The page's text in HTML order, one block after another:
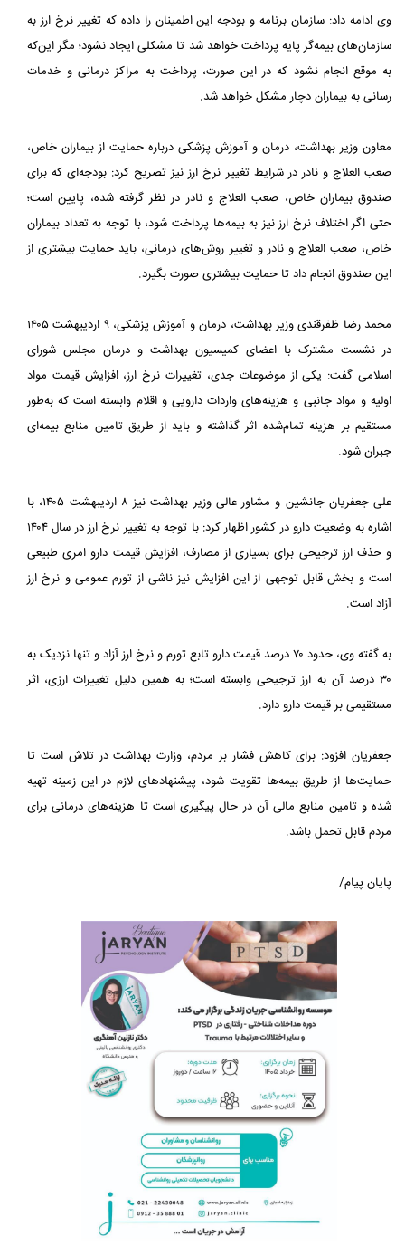
وی ادامه داد: سازمان برنامه و بودجه این اطمینان را داده که تغییر نرخ ارز به
سازمان‌های بیمه‌گر پایه پرداخت خواهد شد تا مشکلی ایجاد نشود؛ مگر این‌که
به موقع انجام نشود که در این صورت، پرداخت به مراکز درمانی و خدمات
رسانی به بیماران دچار مشکل خواهد شد.
معاون وزیر بهداشت، درمان و آموزش پزشکی درباره حمایت از بیماران خاص،
صعب العلاج و نادر در شرایط تغییر نرخ ارز نیز تصریح کرد: بودجه‌ای که برای
صندوق بیماران خاص، صعب العلاج و نادر در نظر گرفته شده، پایین است؛
حتی اگر اختلاف نرخ ارز نیز به بیمه‌ها پرداخت شود، با توجه به تعداد بیماران
خاص، صعب العلاج و نادر و تغییر روش‌های درمانی، باید حمایت بیشتری از
این صندوق انجام داد تا حمایت بیشتری صورت بگیرد.
محمد رضا ظفرقندی وزیر بهداشت، درمان و آموزش پزشکی، ۹ اردیبهشت ۱۴۰۵
در نشست مشترک با اعضای کمیسیون بهداشت و درمان مجلس شورای
اسلامی گفت: یکی از موضوعات جدی، تغییرات نرخ ارز، افزایش قیمت مواد
اولیه و مواد جانبی و هزینه‌های واردات دارویی و اقلام وابسته است که به‌طور
مستقیم بر هزینه تمام‌شده اثر گذاشته و باید از طریق تامین منابع بیمه‌ای
جبران شود.
علی جعفریان جانشین و مشاور عالی وزیر بهداشت نیز ۸ اردیبهشت ۱۴۰۵، با
اشاره به وضعیت دارو در کشور اظهار کرد: با توجه به تغییر نرخ ارز در سال ۱۴۰۴
و حذف ارز ترجیحی برای بسیاری از مصارف، افزایش قیمت دارو امری طبیعی
است و بخش قابل توجهی از این افزایش نیز ناشی از تورم عمومی و نرخ ارز
آزاد است.
به گفته وی، حدود ۷۰ درصد قیمت دارو تابع تورم و نرخ ارز آزاد و تنها نزدیک به
۳۰ درصد آن به ارز ترجیحی وابسته است؛ به همین دلیل تغییرات ارزی، اثر
مستقیمی بر قیمت دارو دارد.
جعفریان افزود: برای کاهش فشار بر مردم، وزارت بهداشت در تلاش است تا
حمایت‌ها از طریق بیمه‌ها تقویت شود، پیشنهادهای لازم در این زمینه تهیه
شده و تامین منابع مالی آن در حال پیگیری است تا هزینه‌های درمانی برای
مردم قابل تحمل باشد.
پایان پیام/